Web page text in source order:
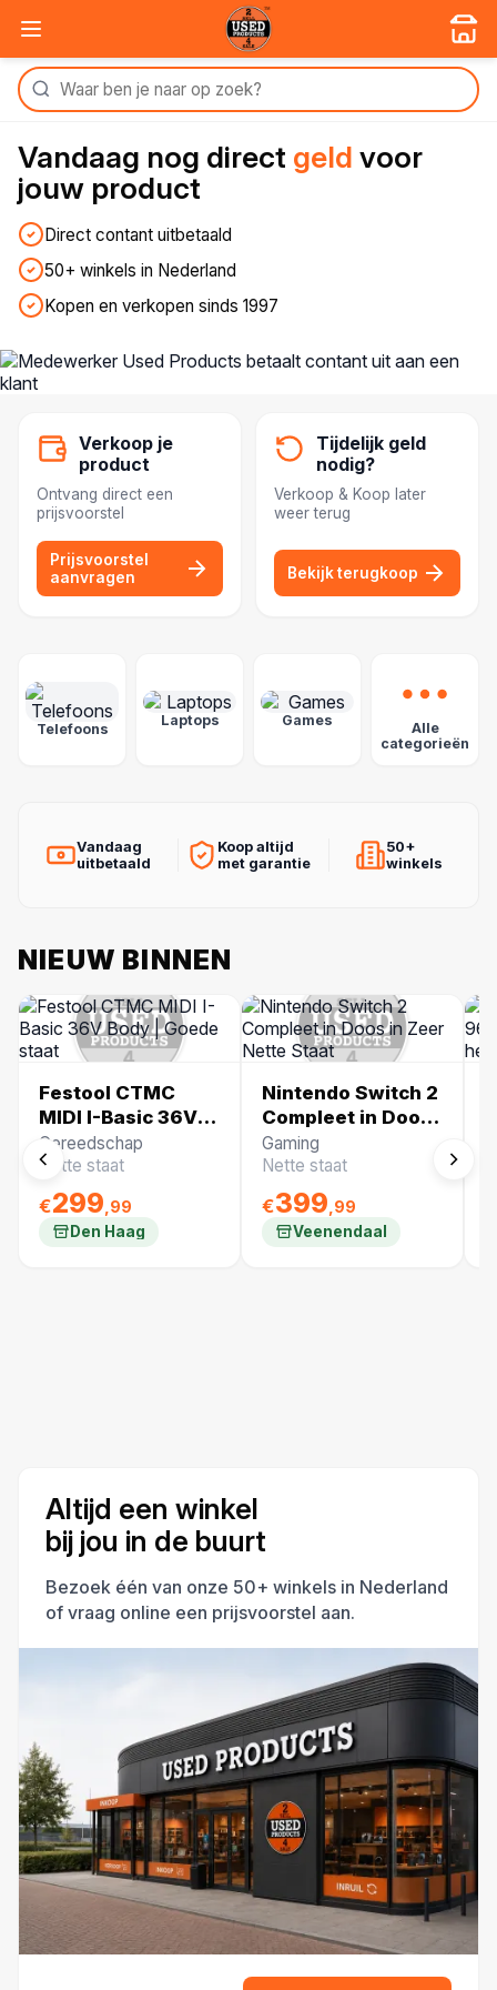
Vandaag nog direct geld voor
jouw product
Direct contant uitbetaald
50+ winkels in Nederland
Kopen en verkopen sinds 1997
Verkoop je
product
Ontvang direct een
prijsvoorstel
Prijsvoorstel
aanvragen
Tijdelijk geld
nodig?
Verkoop & Koop later
weer terug
Bekijk terugkoop
Telefoons
Laptops Games
Alle
categorieën
Vandaag
uitbetaald
Koop altijd
met garantie
50+
winkels
NIEUW BINNEN
Festool CTMC
MIDI I-Basic 36V
Body | Goede
staat
Gereedschap
Nette staat
€299 ,99
Den Haag
Nintendo Switch 2
Compleet in Doos
in Zeer Nette
Staat
Gaming
Nette staat
€399 ,99
Veenendaal
Altijd een winkel
bij jou in de buurt
Bezoek één van onze 50+ winkels in Nederland
of vraag online een prijsvoorstel aan.